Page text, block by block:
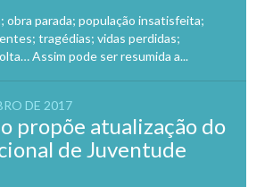
obra parada; população insatisfeita;
tragédias; vidas perdidas;
Assim pode ser resumida a...
DE 2017
propõe atualização do
de Juventude